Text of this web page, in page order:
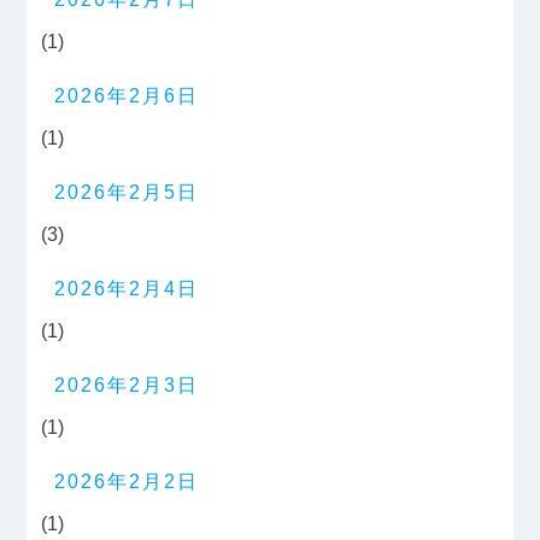
(1)
2026年2月6日
(1)
2026年2月5日
(3)
2026年2月4日
(1)
2026年2月3日
(1)
2026年2月2日
(1)